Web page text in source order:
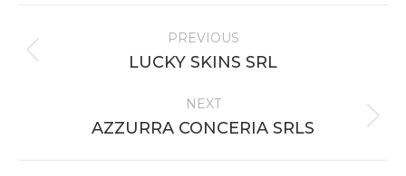
navigation
PREVIOUS
Previous
LUCKY SKINS SRL
NEXT
Next
AZZURRA CONCERIA SRLS